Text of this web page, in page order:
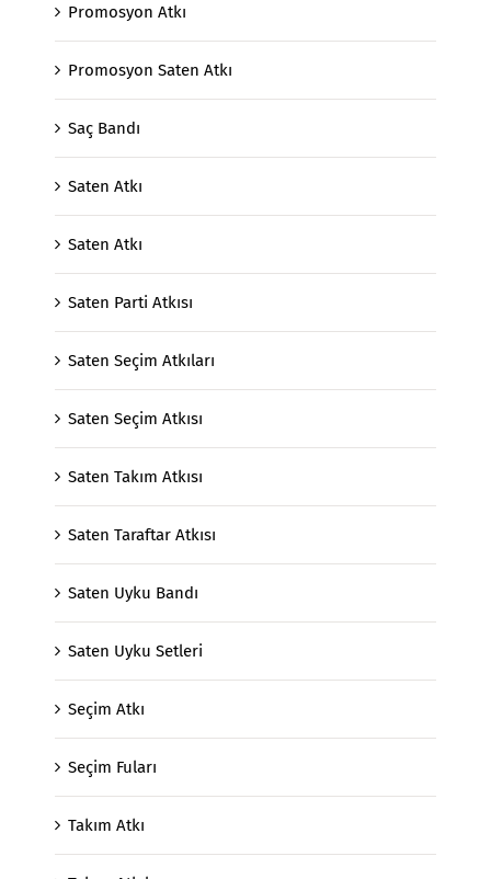
Promosyon Atkı
Promosyon Saten Atkı
Saç Bandı
Saten Atkı
Saten Atkı
Saten Parti Atkısı
Saten Seçim Atkıları
Saten Seçim Atkısı
Saten Takım Atkısı
Saten Taraftar Atkısı
Saten Uyku Bandı
Saten Uyku Setleri
Seçim Atkı
Seçim Fuları
Takım Atkı